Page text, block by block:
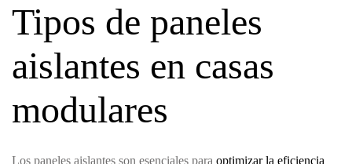
Tipos de paneles
aislantes en casas
modulares
Los paneles aislantes son esenciales para optimizar la eficiencia